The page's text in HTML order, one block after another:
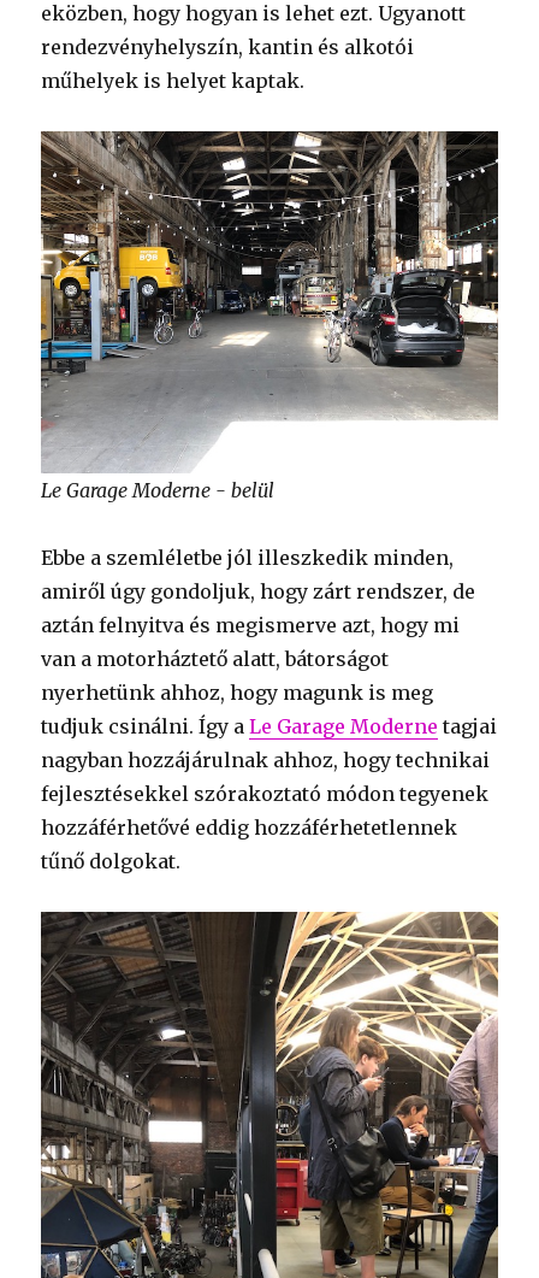
eközben, hogy hogyan is lehet ezt. Ugyanott
rendezvényhelyszín, kantin és alkotói
műhelyek is helyet kaptak.
Le Garage Moderne - belül
Ebbe a szemléletbe jól illeszkedik minden,
amiről úgy gondoljuk, hogy zárt rendszer, de
aztán felnyitva és megismerve azt, hogy mi
van a motorháztető alatt, bátorságot
nyerhetünk ahhoz, hogy magunk is meg
tudjuk csinálni. Így aLe Garage Moderne tagjai
nagyban hozzájárulnak ahhoz, hogy technikai
fejlesztésekkel szórakoztató módon tegyenek
hozzáférhetővé eddig hozzáférhetetlennek
tűnő dolgokat.